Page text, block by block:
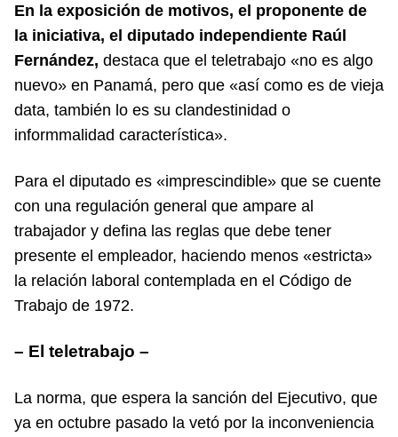
En la exposición de motivos, el proponente de
la iniciativa, el diputado independiente Raúl
Fernández, destaca que el teletrabajo «no es algo
nuevo» en Panamá, pero que «así como es de vieja
data, también lo es su clandestinidad o
informmalidad característica».
Para el diputado es «imprescindible» que se cuente
con una regulación general que ampare al
trabajador y defina las reglas que debe tener
presente el empleador, haciendo menos «estricta»
la relación laboral contemplada en el Código de
Trabajo de 1972.
– El teletrabajo –
La norma, que espera la sanción del Ejecutivo, que
ya en octubre pasado la vetó por la inconveniencia